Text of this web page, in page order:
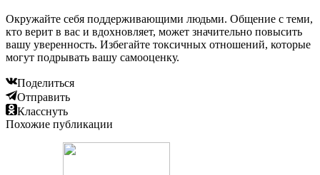
Окружайте себя поддерживающими людьми. Общение с теми,
кто верит в вас и вдохновляет, может значительно повысить
вашу уверенность. Избегайте токсичных отношений, которые
могут подрывать вашу самооценку.
Поделиться
Отправить
Класснуть
Похожие публикации